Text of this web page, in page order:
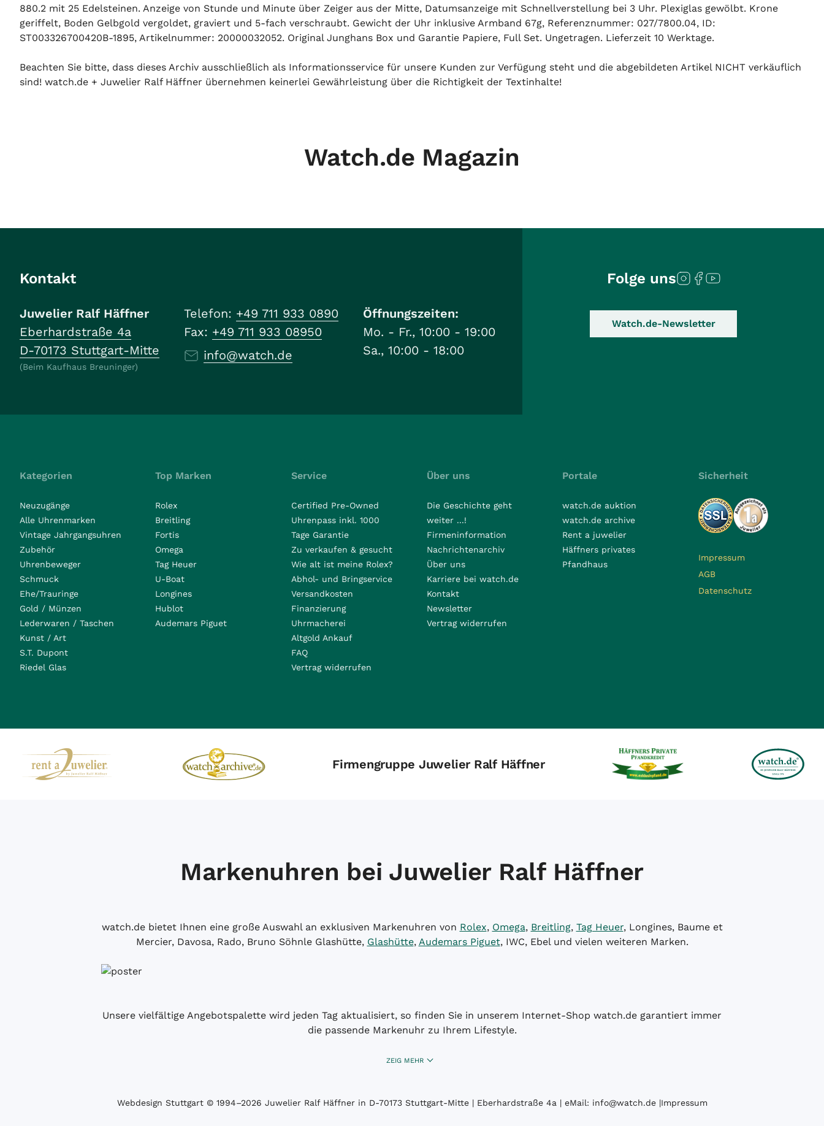
880.2 mit 25 Edelsteinen. Anzeige von Stunde und Minute über Zeiger aus der Mitte, Datumsanzeige mit Schnellverstellung bei 3 Uhr. Plexiglas gewölbt. Krone
geriffelt, Boden Gelbgold vergoldet, graviert und 5-fach verschraubt. Gewicht der Uhr inklusive Armband 67g, Referenznummer: 027/7800.04, ID:
ST003326700420B-1895, Artikelnummer: 20000032052. Original Junghans Box und Garantie Papiere, Full Set. Ungetragen. Lieferzeit 10 Werktage.
Beachten Sie bitte, dass dieses Archiv ausschließlich als Informationsservice für unsere Kunden zur Verfügung steht und die abgebildeten Artikel NICHT verkäuflich
sind! watch.de + Juwelier Ralf Häffner übernehmen keinerlei Gewährleistung über die Richtigkeit der Textinhalte!
Watch.de Magazin
Kontakt
Juwelier Ralf Häffner
Eberhardstraße 4a
D-70173 Stuttgart-Mitte
(Beim Kaufhaus Breuninger)
Telefon: +49 711 933 0890
Fax: +49 711 933 08950
info@watch.de
Öffnungszeiten:
Mo. - Fr., 10:00 - 19:00
Sa., 10:00 - 18:00
Folge uns
Watch.de-Newsletter
Kategorien
Neuzugänge
Alle Uhrenmarken
Vintage Jahrgangsuhren
Zubehör
Uhrenbeweger
Schmuck
Ehe/Trauringe
Gold / Münzen
Lederwaren / Taschen
Kunst / Art
S.T. Dupont
Riedel Glas
Top Marken
Rolex
Breitling
Fortis
Omega
Tag Heuer
U-Boat
Longines
Hublot
Audemars Piguet
Service
Certified Pre-Owned
Uhrenpass inkl. 1000
Tage Garantie
Zu verkaufen & gesucht
Wie alt ist meine Rolex?
Abhol- und Bringservice
Versandkosten
Finanzierung
Uhrmacherei
Altgold Ankauf
FAQ
Vertrag widerrufen
Über uns
Die Geschichte geht
weiter ...!
Firmeninformation
Nachrichtenarchiv
Über uns
Karriere bei watch.de
Kontakt
Newsletter
Vertrag widerrufen
Portale
watch.de auktion
watch.de archive
Rent a juwelier
Häffners privates
Pfandhaus
Sicherheit
Impressum
AGB
Datenschutz
Firmengruppe Juwelier Ralf Häffner
Markenuhren bei Juwelier Ralf Häffner
watch.de bietet Ihnen eine große Auswahl an exklusiven Markenuhren von Rolex, Omega, Breitling, Tag Heuer, Longines, Baume et
Mercier, Davosa, Rado, Bruno Söhnle Glashütte, Glashütte, Audemars Piguet, IWC, Ebel und vielen weiteren Marken.
Unsere vielfältige Angebotspalette wird jeden Tag aktualisiert, so finden Sie in unserem Internet-Shop watch.de garantiert immer
die passende Markenuhr zu Ihrem Lifestyle.
ZEIG MEHR
Webdesign Stuttgart© 1994­–2026 Juwelier Ralf Häffner in D-70173 Stuttgart-Mitte | Eberhardstraße 4a | eMail: info@watch.de|Impressum